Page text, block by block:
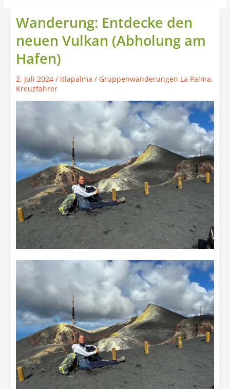
Wanderung: Entdecke den
neuen Vulkan (Abholung am
Hafen)
2. Juli 2024/ itlapalma/ Gruppenwanderungen La Palma,
Kreuzfahrer